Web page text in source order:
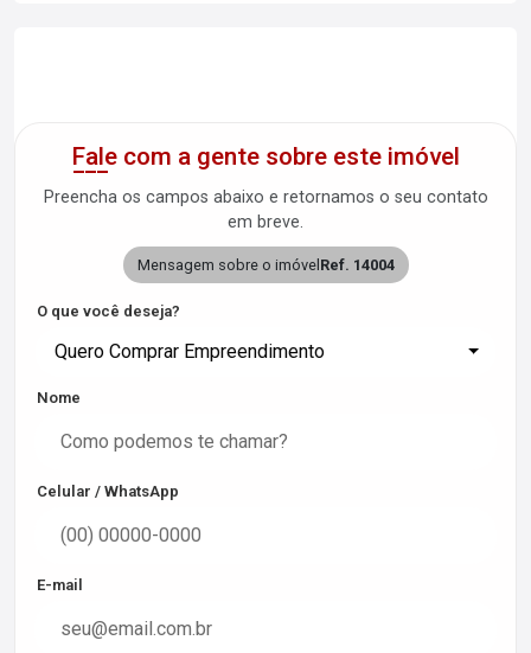
Fale com a gente sobre este imóvel
Preencha os campos abaixo e retornamos o seu contato
em breve.
Mensagem sobre o imóvel Ref. 14004
O que você deseja?
Quero Comprar Empreendimento
Nome
Celular / WhatsApp
E-mail